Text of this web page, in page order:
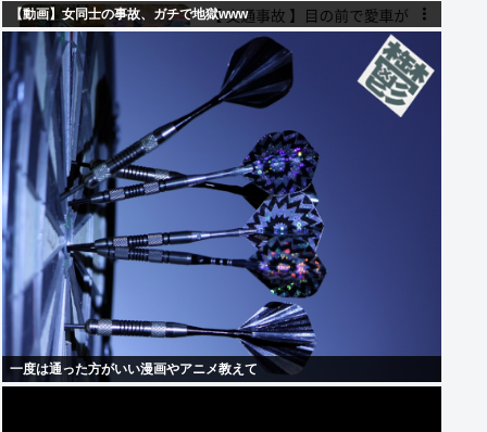
【動画】女同士の事故、ガチで地獄www
一度は通った方がいい漫画やアニメ教えて